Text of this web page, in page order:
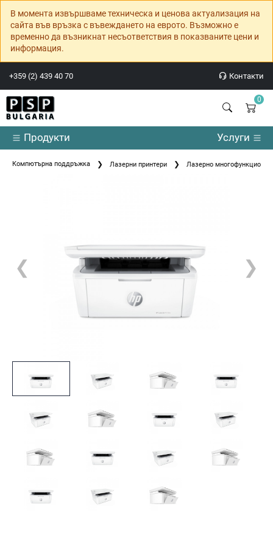
В момента извършваме техническа и ценова актуализация на
сайта във връзка с въвеждането на еврото. Възможно е
временно да възникнат несъответствия в показваните цени и
информация.
+359 (2) 439 40 70 Контакти
0
Продукти Услуги
Компютърна поддръжка Лазерни принтери Лазерно
❮ ❯